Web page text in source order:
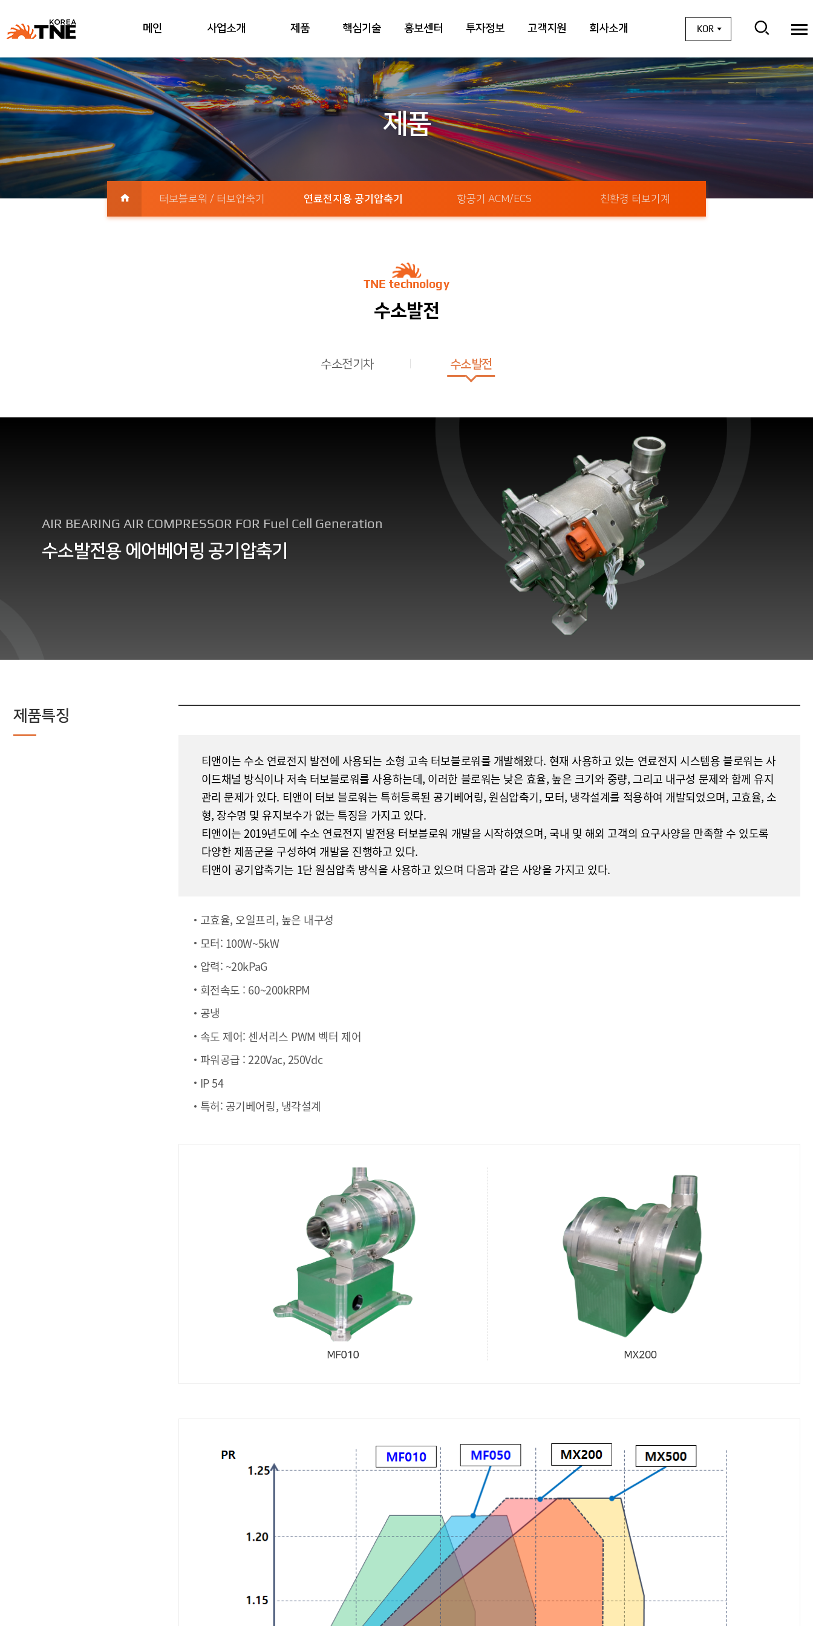
메인 사업소개 제품 핵심기술 홍보센터 투자정보 고객지원 회사소개 KOR
제품
터보블로워 / 터보압축기 연료전지용 공기압축기 항공기 ACM/ECS 친환경 터보기계
TNE technology
수소발전
수소전기차 수소발전
AIR BEARING AIR COMPRESSOR FOR Fuel Cell Generation
수소발전용 에어베어링 공기압축기
제품특징
티앤이는 수소 연료전지 발전에 사용되는 소형 고속 터보블로워를 개발해왔다. 현재 사용하고 있는 연료전지 시스템용 블로워는 사
이드채널 방식이나 저속 터보블로워를 사용하는데, 이러한 블로워는 낮은 효율, 높은 크기와 중량, 그리고 내구성 문제와 함께 유지
관리 문제가 있다. 티앤이 터보 블로워는 특허등록된 공기베어링, 원심압축기, 모터, 냉각설계를 적용하여 개발되었으며, 고효율, 소
형, 장수명 및 유지보수가 없는 특징을 가지고 있다.
티앤이는 2019년도에 수소 연료전지 발전용 터보블로워 개발을 시작하였으며, 국내 및 해외 고객의 요구사양을 만족할 수 있도록
다양한 제품군을 구성하여 개발을 진행하고 있다.
티앤이 공기압축기는 1단 원심압축 방식을 사용하고 있으며 다음과 같은 사양을 가지고 있다.
고효율, 오일프리, 높은 내구성
모터: 100W~5kW
압력: ~20kPaG
회전속도 : 60~200kRPM
공냉
속도 제어: 센서리스 PWM 벡터 제어
파워공급 : 220Vac, 250Vdc
IP 54
특허: 공기베어링, 냉각설계